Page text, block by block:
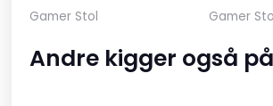
Gamer Stol Gamer
Andre kigger også